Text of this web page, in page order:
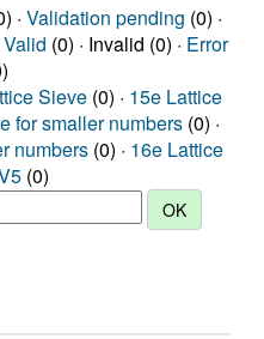
· Validation pending (0) ·
Valid (0) · Invalid (0) · Error
Sieve (0) · 15e Lattice
for smaller numbers (0) ·
numbers (0) · 16e Lattice
(0)